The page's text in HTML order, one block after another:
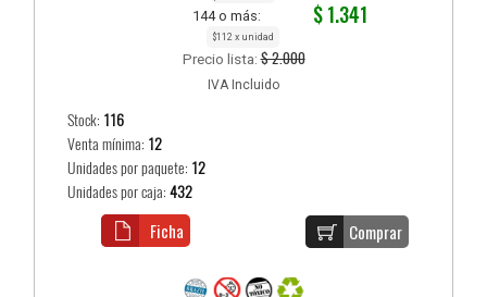
144 o más: $ 1.341
$112 x unidad
Precio lista:$ 2.000
IVA Incluido
Stock: 116
Venta mínima: 12
Unidades por paquete: 12
Unidades por caja:432
Comprar
Ficha